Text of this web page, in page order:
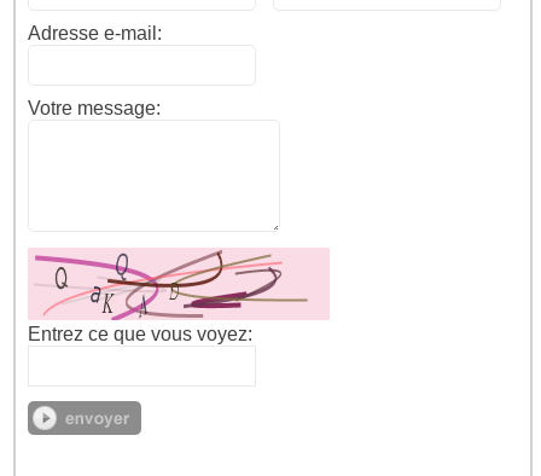
Adresse e-mail:
Votre message:
Entrez ce que vous voyez: